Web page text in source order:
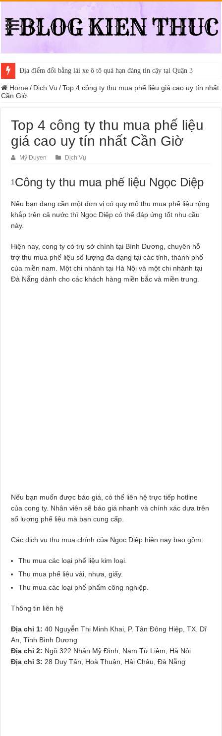
Địa điểm đổi bằng lái xe ô tô quá hạn đáng tin cậy tại Quận 3
Home / Dịch Vụ / Top 4 công ty thu mua phế liệu giá cao uy tín nhất
Cần Giờ
Top 4 công ty thu mua phế liệu
giá cao uy tín nhất Cần Giờ
Mỹ Duyen Dịch Vụ
1 Công ty thu mua phế liệu Ngọc Diệp
Nếu bạn đang cần một đơn vị có quy mô thu mua phế liệu rộng
khắp trên cả nước thì Ngọc Diệp có thể đáp ứng tốt nhu cầu
này.
Hiện nay, cong ty có trụ sở chính tại Bình Dương, chuyên hỗ
trợ thu mua phế liệu số lượng đa dạng tại các tỉnh, thành phố
của miền nam. Một chi nhánh tại Hà Nội và một chi nhánh tại
Đà Nẵng dành cho các khách hàng miền bắc và miền trung.
Nếu bạn muốn được báo giá, có thể liên hệ trực tiếp hotline
của cong ty. Nhân viên sẽ báo giá nhanh và chính xác dựa trên
số lượng phế liệu mà bạn cung cấp.
Các dịch vụ thu mua chính của Ngọc Diệp hiện nay bao gồm:
Thu mua các loại phế liệu kim loại.
Thu mua phế liệu vải, nhựa, giấy.
Thu mua các loại phế phẩm công nghiệp.
Thông tin liên hệ
Địa chỉ 1:40 Nguyễn Thị Minh Khai, P. Tân Đông Hiệp, TX. Dĩ
An, Tỉnh Bình Dương
Địa chỉ 2: Ngõ 322 Nhân Mỹ Đình, Nam Từ Liêm, Hà Nội
Địa chỉ 3: 28 Duy Tân, Hoà Thuận, Hải Châu, Đà Nẵng